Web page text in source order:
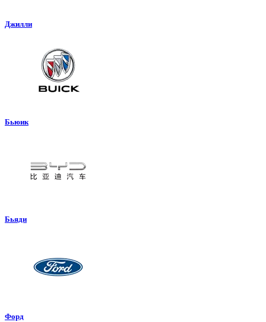
Джилли
Бьюик
Бьяди
Форд